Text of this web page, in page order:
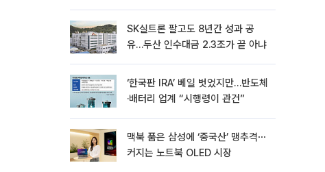
SK실트론 팔고도 8년간 성과 공
유…두산 인수대금 2.3조가 끝 아냐
‘한국판 IRA’ 베일 벗었지만…반도체
·배터리 업계 “시행령이 관건”
맥북 품은 삼성에 ‘중국산’ 맹추격⋯
커지는 노트북 OLED 시장